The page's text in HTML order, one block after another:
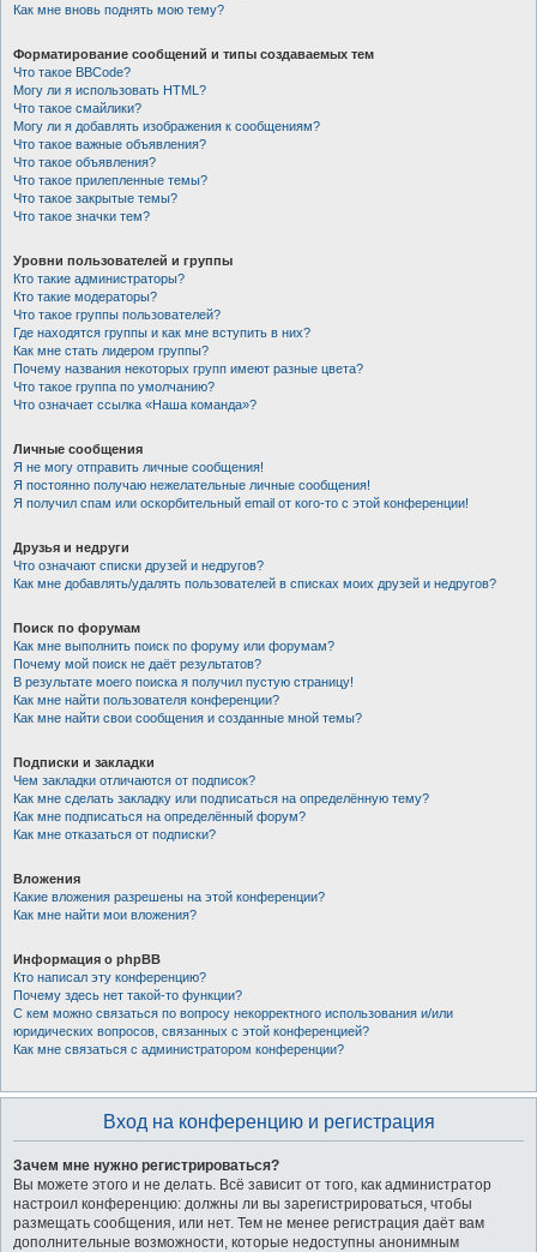
Как мне вновь поднять мою тему?
Форматирование сообщений и типы создаваемых тем
Что такое BBCode?
Могу ли я использовать HTML?
Что такое смайлики?
Могу ли я добавлять изображения к сообщениям?
Что такое важные объявления?
Что такое объявления?
Что такое прилепленные темы?
Что такое закрытые темы?
Что такое значки тем?
Уровни пользователей и группы
Кто такие администраторы?
Кто такие модераторы?
Что такое группы пользователей?
Где находятся группы и как мне вступить в них?
Как мне стать лидером группы?
Почему названия некоторых групп имеют разные цвета?
Что такое группа по умолчанию?
Что означает ссылка «Наша команда»?
Личные сообщения
Я не могу отправить личные сообщения!
Я постоянно получаю нежелательные личные сообщения!
Я получил спам или оскорбительный email от кого-то с этой конференции!
Друзья и недруги
Что означают списки друзей и недругов?
Как мне добавлять/удалять пользователей в списках моих друзей и недругов?
Поиск по форумам
Как мне выполнить поиск по форуму или форумам?
Почему мой поиск не даёт результатов?
В результате моего поиска я получил пустую страницу!
Как мне найти пользователя конференции?
Как мне найти свои сообщения и созданные мной темы?
Подписки и закладки
Чем закладки отличаются от подписок?
Как мне сделать закладку или подписаться на определённую тему?
Как мне подписаться на определённый форум?
Как мне отказаться от подписки?
Вложения
Какие вложения разрешены на этой конференции?
Как мне найти мои вложения?
Информация о phpBB
Кто написал эту конференцию?
Почему здесь нет такой-то функции?
С кем можно связаться по вопросу некорректного использования и/или
юридических вопросов, связанных с этой конференцией?
Как мне связаться с администратором конференции?
Вход на конференцию и регистрация
Зачем мне нужно регистрироваться?
Вы можете этого и не делать. Всё зависит от того, как администратор
настроил конференцию: должны ли вы зарегистрироваться, чтобы
размещать сообщения, или нет. Тем не менее регистрация даёт вам
дополнительные возможности, которые недоступны анонимным